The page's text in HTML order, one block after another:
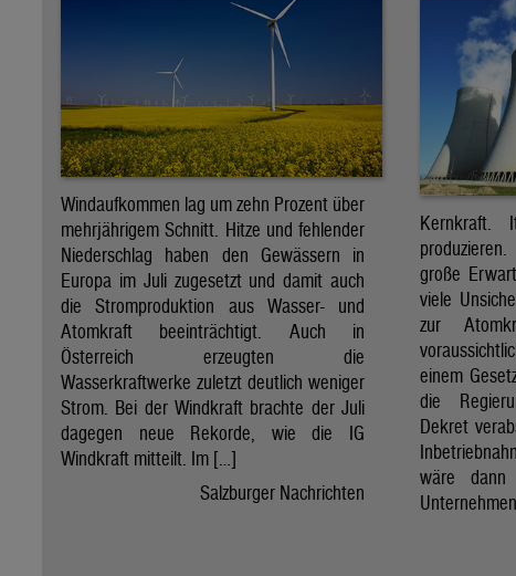
Windaufkommen lag um zehn Prozent über
mehrjährigem Schnitt. Hitze und fehlender
Niederschlag haben den Gewässern in
Europa im Juli zugesetzt und damit auch
die Stromproduktion aus Wasser- und
Atomkraft beeinträchtigt. Auch in
Österreich erzeugten die
Wasserkraftwerke zuletzt deutlich weniger
Strom. Bei der Windkraft brachte der Juli
dagegen neue Rekorde, wie die IG
Windkraft mitteilt. Im […]
Salzburger Nachrichten
Kernkraft.
große
viele
zur
einem
die
Dekret
wäre